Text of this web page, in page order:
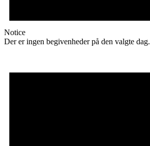
Notice
Der er ingen begivenheder på den valgte dag.